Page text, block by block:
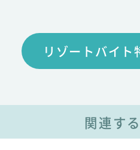
リゾートバイト
関連す